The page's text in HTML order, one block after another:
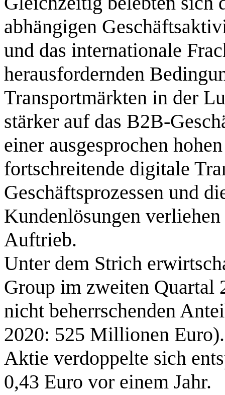
abhängigen
und das internationale
herausfordernden
Transportmärkten in der
stärker auf das B2B-
einer ausgesprochen
fortschreitende digitale
Geschäftsprozessen und
Kundenlösungen
Auftrieb.
Unter dem Strich
Group im zweiten Quartal
nicht beherrschenden
2020: 525 Millionen
Aktie verdoppelte sich
0,43 Euro vor einem Jahr.